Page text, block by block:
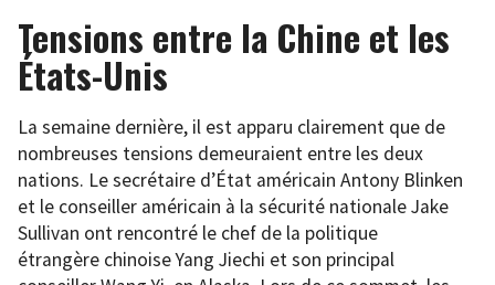
Tensions entre la Chine et les
États-Unis
La semaine dernière, il est apparu clairement que de
nombreuses tensions demeuraient entre les deux
nations. Le secrétaire d’État américain Antony Blinken
et le conseiller américain à la sécurité nationale Jake
Sullivan ont rencontré le chef de la politique
étrangère chinoise Yang Jiechi et son principal